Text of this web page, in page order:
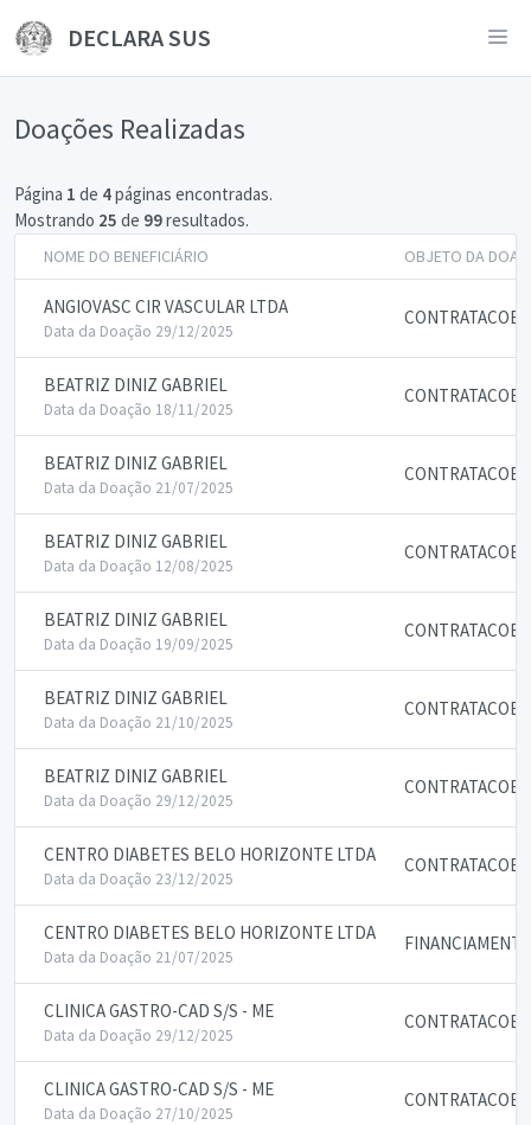
DECLARA SUS
Doações Realizadas
Página 1 de 4páginas encontradas.
Mostrando 25 de 99resultados.
NOME DO BENEFICIÁRIO OBJETO DA
ANGIOVASC CIR VASCULAR LTDA
Data da Doação 29/12/2025
BEATRIZ DINIZ GABRIEL
Data da Doação 18/11/2025
BEATRIZ DINIZ GABRIEL
Data da Doação 21/07/2025
BEATRIZ DINIZ GABRIEL
Data da Doação 12/08/2025
BEATRIZ DINIZ GABRIEL
Data da Doação 19/09/2025
BEATRIZ DINIZ GABRIEL
Data da Doação 21/10/2025
BEATRIZ DINIZ GABRIEL
Data da Doação 29/12/2025
CENTRO DIABETES BELO HORIZONTE LTDA
Data da Doação 23/12/2025
CENTRO DIABETES BELO HORIZONTE LTDA
Data da Doação 21/07/2025
CLINICA GASTRO-CAD S/S - ME
Data da Doação 29/12/2025
CLINICA GASTRO-CAD S/S - ME
Data da Doação 27/10/2025